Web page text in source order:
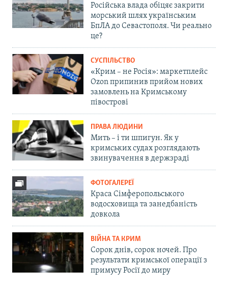
Російська влада обіцяє закрити
морський шлях українським
БпЛА до Севастополя. Чи реально
це?
СУСПІЛЬСТВО
«Крим – не Росія»: маркетплейс
Ozon припинив прийом нових
замовлень на Кримському
півострові
ПРАВА ЛЮДИНИ
Мить – і ти шпигун. Як у
кримських судах розглядають
звинувачення в держзраді
ФОТОГАЛЕРЕЇ
Краса Сімферопольського
водосховища та занедбаність
довкола
ВІЙНА ТА КРИМ
Сорок днів, сорок ночей. Про
результати кримської операції з
примусу Росії до миру